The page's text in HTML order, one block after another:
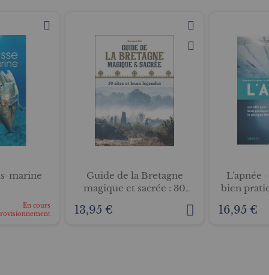
marine
En cours
Guide de la Bretagne
magique et sacrée : 30
13,95 €
L'apnée
bien
16,95 €